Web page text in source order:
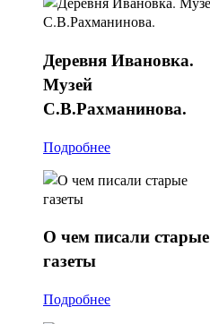
ДеревняИвановка.
Музей
С.В.Рахманинова.
Подробнее
О чем писали старые
газеты
Подробнее